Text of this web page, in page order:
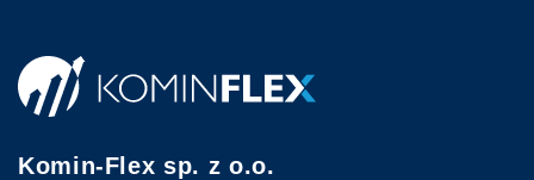
Komin-Flex sp. z o.o.